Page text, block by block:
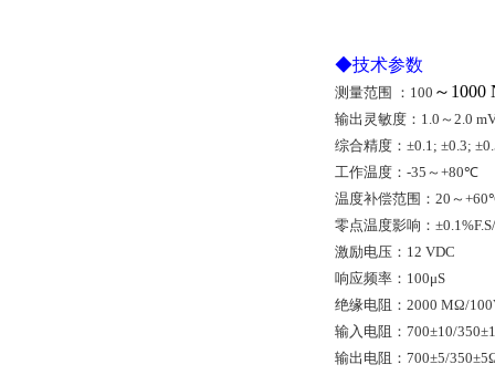
◆技术参数
测量范围 ：100 ～ 1000
输出灵敏度： 1.0 ～ 2.0
综合精度： ±0.1; ±0.3;
工作温度： -35 ～ +80℃
温度补偿范围： 20 ～ +60
零点温度影响：
激励电压： 12 VDC
响应频率： 100μS
绝缘电阻： 2000 MΩ/
输入电阻： 700±10/
输出电阻： 700±5/